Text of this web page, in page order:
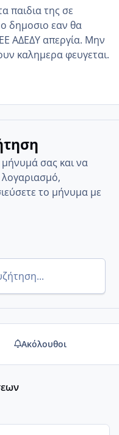
παιδια της σε
δημοσιο εαν θα
ΑΔΕΔΥ απεργία. Μην
καλημερα φευγεται.
σας και να
λογαριασμό,
το μήνυμα με
Ακόλουθοι